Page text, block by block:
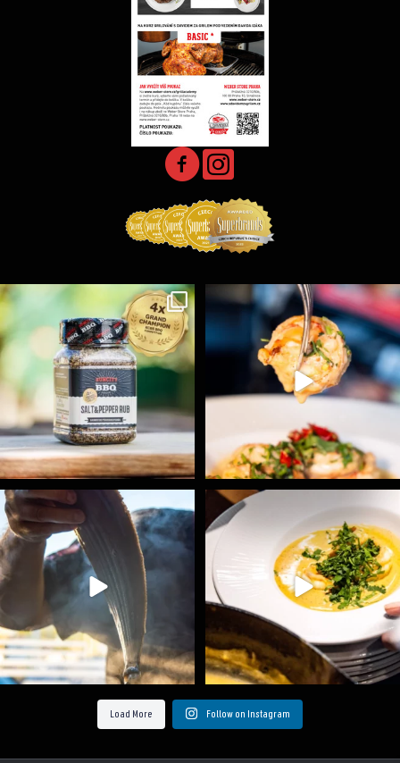
Koření Suncity – autentická BBQ chuť u vás doma!...
1 0
Spoustu podobných triků, které vám usnadní nejenom...
9 0
Ryba na grilu je opravdu rychlá, a stejně tak... Všechny fámozní recepty, které znáte z našich
0
Load More Follow on Instagram